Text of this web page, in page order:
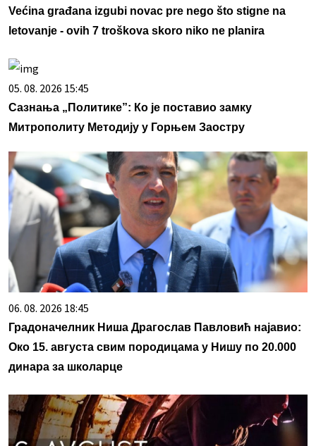
Većina građana izgubi novac pre nego što stigne na
letovanje - ovih 7 troškova skoro niko ne planira
05. 08. 2026 15:45
Сазнања „Политике”: Ко је поставио замку
Митрополиту Методију у Горњем Заостру
06. 08. 2026 18:45
Градоначелник Ниша Драгослав Павловић најавио:
Око 15. августа свим породицама у Нишу по 20.000
динара за школарце